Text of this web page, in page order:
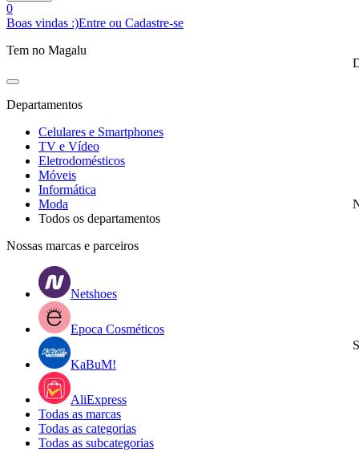
0
Boas vindas :)Entre ou Cadastre-se
Tem no Magalu
Departamentos
Celulares e Smartphones
TV e Vídeo
Eletrodomésticos
Móveis
Informática
Moda
Todos os departamentos
Nossas marcas e parceiros
Netshoes
Epoca Cosméticos
KaBuM!
AliExpress
Todas as marcas
Todas as categorias
Todas as subcategorias